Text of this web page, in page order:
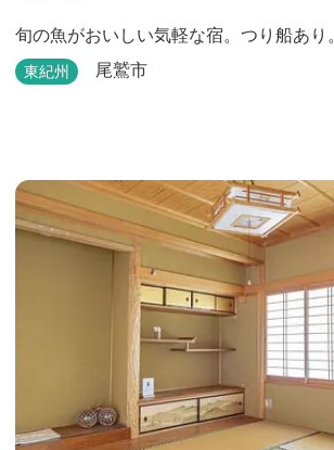
旬の魚がおいしい気軽な宿。つり船あり。
東紀州 尾鷲市